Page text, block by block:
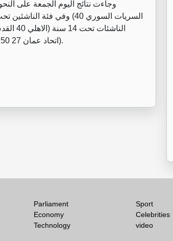
عمان 36)، وبفئة الناشئين تحت 14 سنة، (هوبس 85 القدس 42)، (DCA 50 اتحاد عمان 27).
Parliament
Economy
Technology
Sport
Celebrities
video